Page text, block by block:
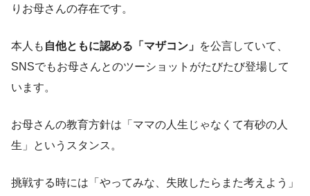
りお母さんの存在です。
本人も 自他ともに認める「マザコン」 を公言していて、
SNSでもお母さんとのツーショットがたびたび登場して
います。
お母さんの教育方針は「ママの人生じゃなくて有砂の人
生」というスタンス。
挑戦する時には「やってみな、失敗したらまた考えよう」